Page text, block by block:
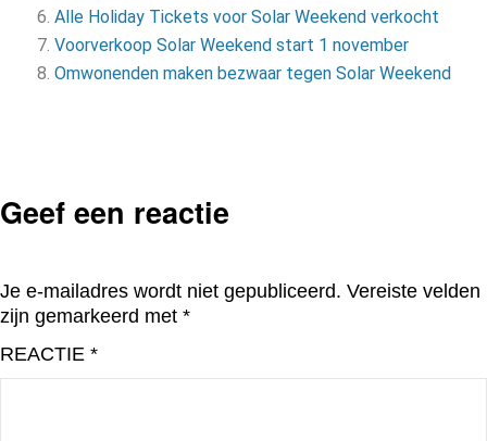
Alle Holiday Tickets voor Solar Weekend verkocht
Voorverkoop Solar Weekend start 1 november
Omwonenden maken bezwaar tegen Solar Weekend
Geef een reactie
Je e-mailadres wordt niet gepubliceerd. Vereiste velden
zijn gemarkeerd met *
REACTIE *